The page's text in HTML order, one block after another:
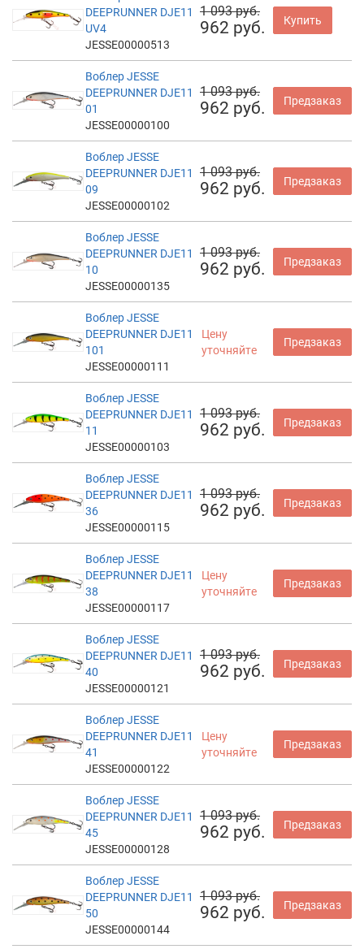
DEEPRUNNER DJE11
UV4
JESSE00000513
1 093 руб.
962 руб. Купить
Воблер JESSE
DEEPRUNNER DJE11
01
JESSE00000100
1 093 руб.
962 руб. Предзаказ
Воблер JESSE
DEEPRUNNER DJE11
09
JESSE00000102
1 093 руб.
962 руб. Предзаказ
Воблер JESSE
DEEPRUNNER DJE11
10
JESSE00000135
1 093 руб.
962 руб. Предзаказ
Воблер JESSE
DEEPRUNNER DJE11
101
JESSE00000111
Цену
уточняйте
Предзаказ
Воблер JESSE
DEEPRUNNER DJE11
11
JESSE00000103
1 093 руб.
962 руб. Предзаказ
Воблер JESSE
DEEPRUNNER DJE11
36
JESSE00000115
1 093 руб.
962 руб. Предзаказ
Воблер JESSE
DEEPRUNNER DJE11
38
JESSE00000117
Цену
уточняйте
Предзаказ
Воблер JESSE
DEEPRUNNER DJE11
40
JESSE00000121
1 093 руб.
962 руб. Предзаказ
Воблер JESSE
DEEPRUNNER DJE11
41
JESSE00000122
Цену
уточняйте
Предзаказ
Воблер JESSE
DEEPRUNNER DJE11
45
JESSE00000128
1 093 руб.
962 руб. Предзаказ
Воблер JESSE
DEEPRUNNER DJE11
50
JESSE00000144
1 093 руб.
962 руб. Предзаказ